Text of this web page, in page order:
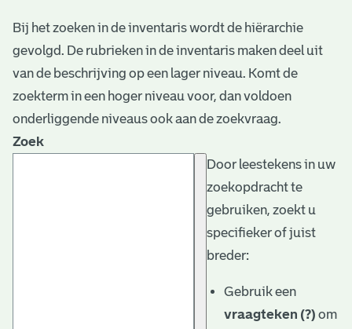
Bij het zoeken in de inventaris wordt de hiërarchie
gevolgd. De rubrieken in de inventaris maken deel uit
van de beschrijving op een lager niveau. Komt de
zoekterm in een hoger niveau voor, dan voldoen
onderliggende niveaus ook aan de zoekvraag.
Zoek
Door leestekens in uw
zoekopdracht te
gebruiken, zoekt u
specifieker of juist
breder:
Gebruik een
vraagteken (?) om